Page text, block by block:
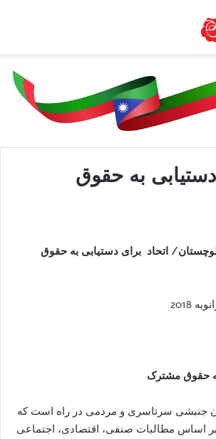
به حقوق
اتحاد برای دستیابی به حقوق
حقوق مشترک
جنبشی سرتاسری و مردمی در راه است که
اساس مطالبات صنفی، اقتصادی، اجتماعی